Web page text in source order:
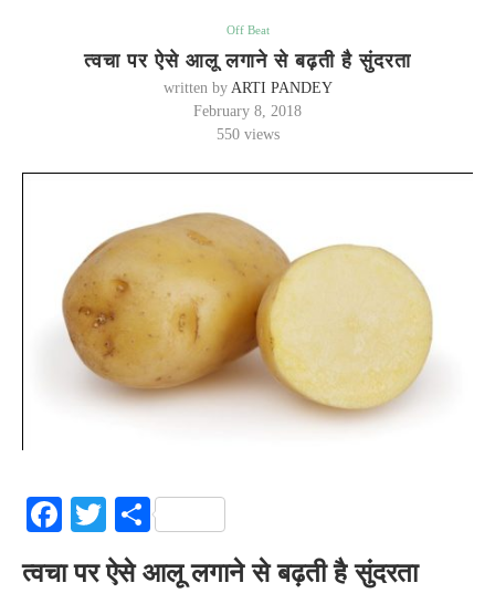
Off Beat
त्वचा पर ऐसे आलू लगाने से बढ़ती है सुंदरता
written by ARTI PANDEY
February 8, 2018
550views
Facebook
Twitter
Share
त्वचा पर ऐसे आलू लगाने से बढ़ती है सुंदरता